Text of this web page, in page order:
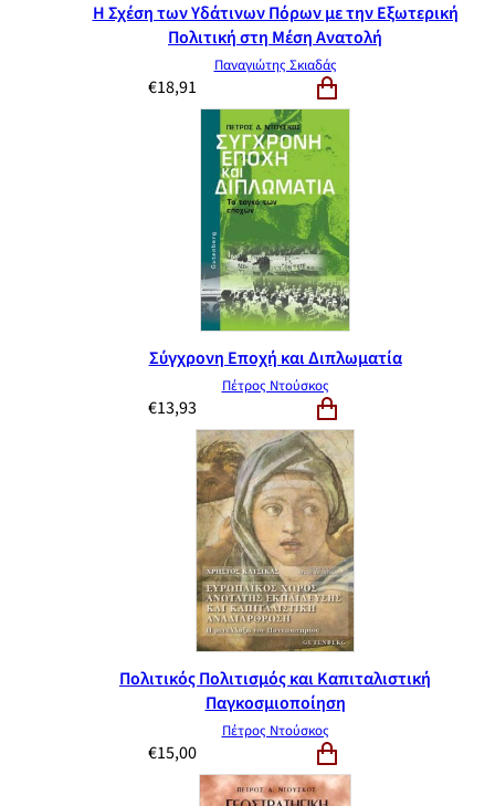
Η Σχέση των Υδάτινων Πόρων με την Εξωτερική
Πολιτική στη Μέση Ανατολή
Παναγιώτης Σκιαδάς
€18,91
Σύγχρονη Εποχή και Διπλωματία
Πέτρος Ντούσκος
€13,93
Πολιτικός Πολιτισμός και Καπιταλιστική
Παγκοσμιοποίηση
Πέτρος Ντούσκος
€15,00